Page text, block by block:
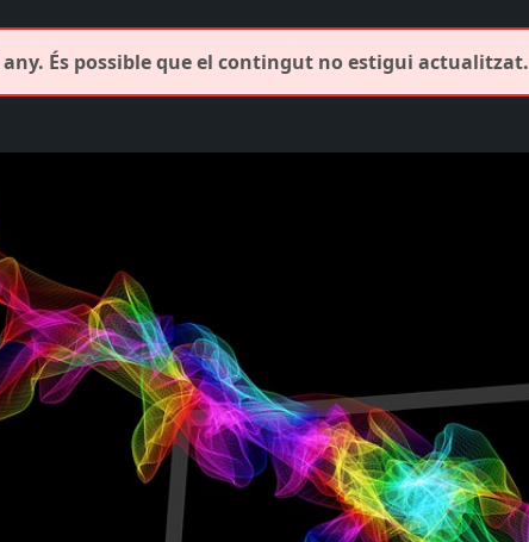
És possible que el contingut no estigui actualitzat.